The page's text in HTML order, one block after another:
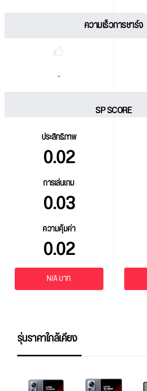
ความเร็วการชาร์จ
-
SP SCORE
ประสิทธิภาพ
0.02
การเล่นเกม
0.03
ความคุ้มค่า
0.02
N/A บาท
รุ่นราคาใกล้เคียง